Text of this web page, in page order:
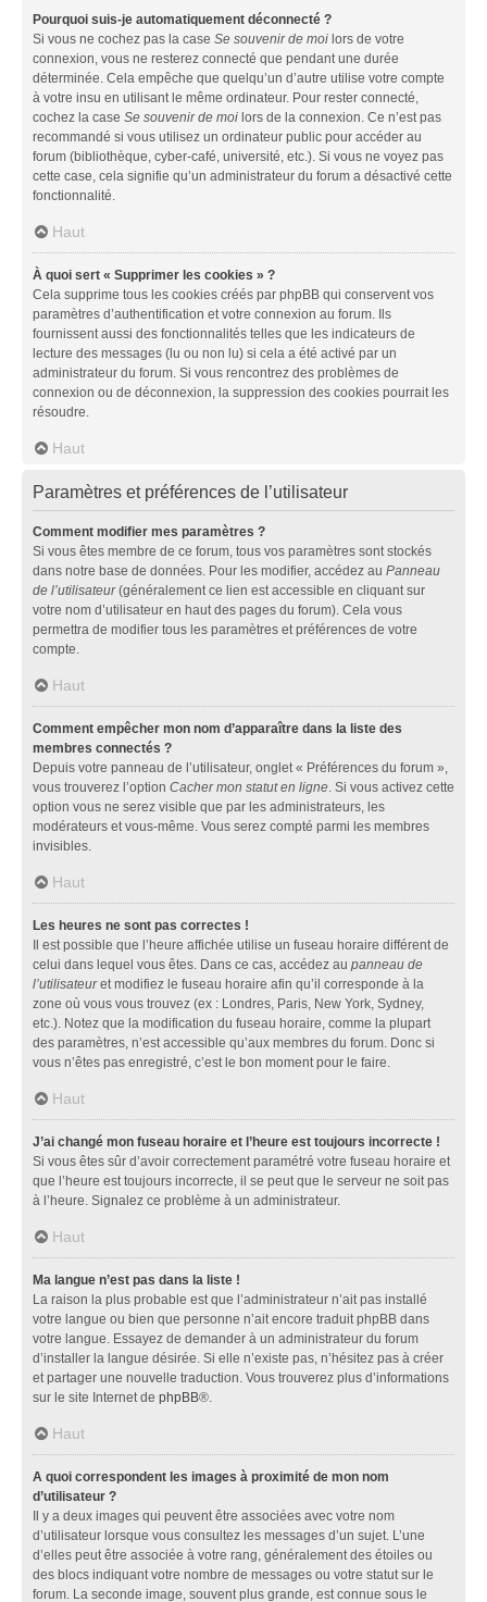
Pourquoi suis-je automatiquement déconnecté ?
Si vous ne cochez pas la case Se souvenir de moi lors de votre
connexion, vous ne resterez connecté que pendant une durée
déterminée. Cela empêche que quelqu’un d’autre utilise votre compte
à votre insu en utilisant le même ordinateur. Pour rester connecté,
cochez la case Se souvenir de moi lors de la connexion. Ce n’est pas
recommandé si vous utilisez un ordinateur public pour accéder au
forum (bibliothèque, cyber-café, université, etc.). Si vous ne voyez pas
cette case, cela signifie qu’un administrateur du forum a désactivé cette
fonctionnalité.
Haut
À quoi sert « Supprimer les cookies » ?
Cela supprime tous les cookies créés par phpBB qui conservent vos
paramètres d’authentification et votre connexion au forum. Ils
fournissent aussi des fonctionnalités telles que les indicateurs de
lecture des messages (lu ou non lu) si cela a été activé par un
administrateur du forum. Si vous rencontrez des problèmes de
connexion ou de déconnexion, la suppression des cookies pourrait les
résoudre.
Haut
Paramètres et préférences de l’utilisateur
Comment modifier mes paramètres ?
Si vous êtes membre de ce forum, tous vos paramètres sont stockés
dans notre base de données. Pour les modifier, accédez au Panneau
de l’utilisateur(généralement ce lien est accessible en cliquant sur
votre nom d’utilisateur en haut des pages du forum). Cela vous
permettra de modifier tous les paramètres et préférences de votre
compte.
Haut
Comment empêcher mon nom d’apparaître dans la liste des
membres connectés ?
Depuis votre panneau de l’utilisateur, onglet « Préférences du forum »,
vous trouverez l’option Cacher mon statut en ligne. Si vous activez cette
option vous ne serez visible que par les administrateurs, les
modérateurs et vous-même. Vous serez compté parmi les membres
invisibles.
Haut
Les heures ne sont pas correctes !
Il est possible que l’heure affichée utilise un fuseau horaire différent de
celui dans lequel vous êtes. Dans ce cas, accédez au panneau de
l’utilisateuret modifiez le fuseau horaire afin qu’il corresponde à la
zone où vous vous trouvez (ex : Londres, Paris, New York, Sydney,
etc.). Notez que la modification du fuseau horaire, comme la plupart
des paramètres, n’est accessible qu’aux membres du forum. Donc si
vous n’êtes pas enregistré, c’est le bon moment pour le faire.
Haut
J’ai changé mon fuseau horaire et l’heure est toujours incorrecte !
Si vous êtes sûr d’avoir correctement paramétré votre fuseau horaire et
que l’heure est toujours incorrecte, il se peut que le serveur ne soit pas
à l’heure. Signalez ce problème à un administrateur.
Haut
Ma langue n’est pas dans la liste !
La raison la plus probable est que l’administrateur n’ait pas installé
votre langue ou bien que personne n’ait encore traduit phpBB dans
votre langue. Essayez de demander à un administrateur du forum
d’installer la langue désirée. Si elle n’existe pas, n’hésitez pas à créer
et partager une nouvelle traduction. Vous trouverez plus d’informations
sur le site Internet de phpBB®.
Haut
A quoi correspondent les images à proximité de mon nom
d’utilisateur ?
Il y a deux images qui peuvent être associées avec votre nom
d’utilisateur lorsque vous consultez les messages d’un sujet. L’une
d’elles peut être associée à votre rang, généralement des étoiles ou
des blocs indiquant votre nombre de messages ou votre statut sur le
forum. La seconde image, souvent plus grande, est connue sous le